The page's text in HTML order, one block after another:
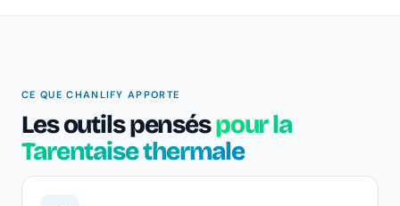
CE QUE CHANLIFY APPORTE
Les outils penséspour la
Tarentaise thermale